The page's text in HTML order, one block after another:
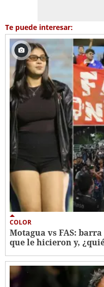
Te puede interesar:
COLOR
Motagua vs FAS:
que le hicieron y,